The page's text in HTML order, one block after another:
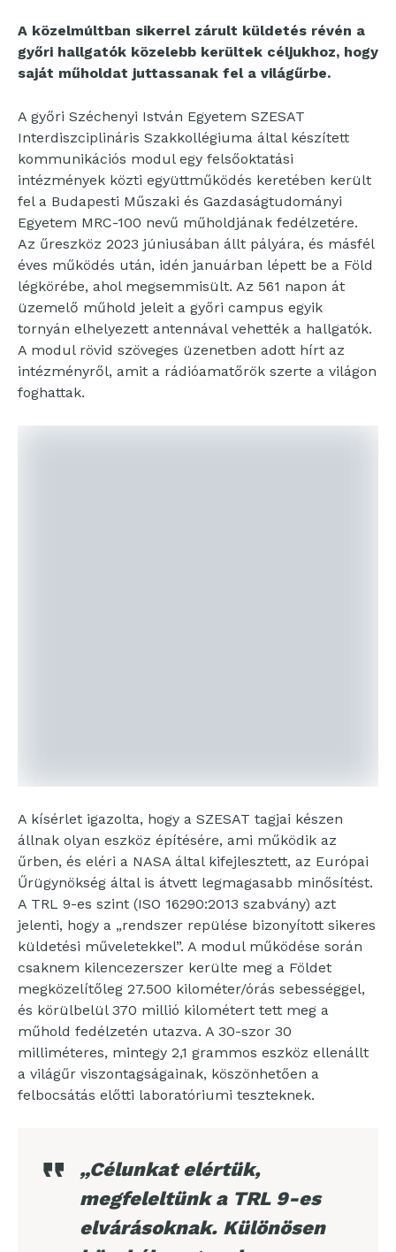
A közelmúltban sikerrel zárult küldetés révén a
győri hallgatók közelebb kerültek céljukhoz, hogy
saját műholdat juttassanak fel a világűrbe.
A győri Széchenyi István Egyetem SZESAT
Interdiszciplináris Szakkollégiuma által készített
kommunikációs modul egy felsőoktatási
intézmények közti együttműködés keretében került
fel a Budapesti Műszaki és Gazdaságtudományi
Egyetem MRC-100 nevű műholdjának fedélzetére.
Az űreszköz 2023 júniusában állt pályára, és másfél
éves működés után, idén januárban lépett be a Föld
légkörébe, ahol megsemmisült. Az 561 napon át
üzemelő műhold jeleit a győri campus egyik
tornyán elhelyezett antennával vehették a hallgatók.
A modul rövid szöveges üzenetben adott hírt az
intézményről, amit a rádióamatőrök szerte a világon
foghattak.
A kísérlet igazolta, hogy a SZESAT tagjai készen
állnak olyan eszköz építésére, ami működik az
űrben, és eléri a NASA által kifejlesztett, az Európai
Űrügynökség által is átvett legmagasabb minősítést.
A TRL 9-es szint (ISO 16290:2013 szabvány) azt
jelenti, hogy a „rendszer repülése bizonyított sikeres
küldetési műveletekkel”. A modul működése során
csaknem kilencezerszer kerülte meg a Földet
megközelítőleg 27.500 kilométer/órás sebességgel,
és körülbelül 370 millió kilométert tett meg a
műhold fedélzetén utazva. A 30-szor 30
milliméteres, mintegy 2,1 grammos eszköz ellenállt
a világűr viszontagságainak, köszönhetően a
felbocsátás előtti laboratóriumi teszteknek.
„Célunkat elértük,
megfeleltünk a TRL 9-es
elvárásoknak. Különösen